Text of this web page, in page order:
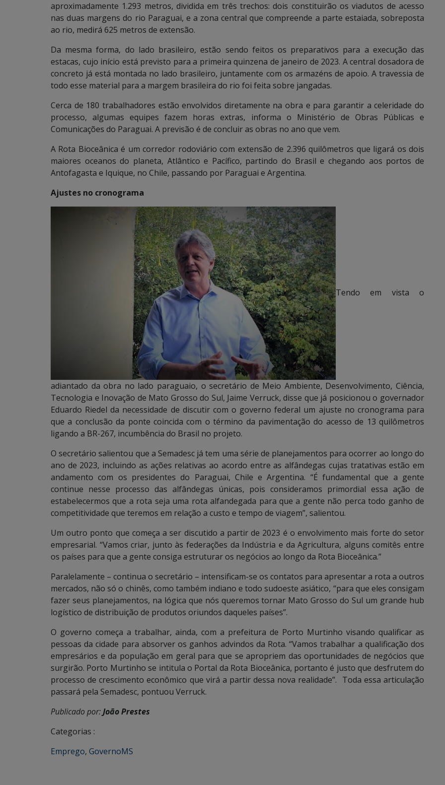
aproximadamente 1.293 metros, dividida em três trechos: dois constituirão os viadutos de acesso
nas duas margens do rio Paraguai, e a zona central que compreende a parte estaiada, sobreposta
ao rio, medirá 625 metros de extensão.
Da mesma forma, do lado brasileiro, estão sendo feitos os preparativos para a execução das
estacas, cujo início está previsto para a primeira quinzena de janeiro de 2023. A central dosadora de
concreto já está montada no lado brasileiro, juntamente com os armazéns de apoio. A travessia de
todo esse material para a margem brasileira do rio foi feita sobre jangadas.
Cerca de 180 trabalhadores estão envolvidos diretamente na obra e para garantir a celeridade do
processo, algumas equipes fazem horas extras, informa o Ministério de Obras Públicas e
Comunicações do Paraguai. A previsão é de concluir as obras no ano que vem.
A Rota Bioceânica é um corredor rodoviário com extensão de 2.396 quilômetros que ligará os dois
maiores oceanos do planeta, Atlântico e Pacífico, partindo do Brasil e chegando aos portos de
Antofagasta e Iquique, no Chile, passando por Paraguai e Argentina.
Ajustes no cronograma
Tendo em vista o
adiantado da obra no lado paraguaio, o secretário de Meio Ambiente, Desenvolvimento, Ciência,
Tecnologia e Inovação de Mato Grosso do Sul, Jaime Verruck, disse que já posicionou o governador
Eduardo Riedel da necessidade de discutir com o governo federal um ajuste no cronograma para
que a conclusão da ponte coincida com o término da pavimentação do acesso de 13 quilômetros
ligando a BR-267, incumbência do Brasil no projeto.
O secretário salientou que a Semadesc já tem uma série de planejamentos para ocorrer ao longo do
ano de 2023, incluindo as ações relativas ao acordo entre as alfândegas cujas tratativas estão em
andamento com os presidentes do Paraguai, Chile e Argentina. “É fundamental que a gente
continue nesse processo das alfândegas únicas, pois consideramos primordial essa ação de
estabelecermos que a rota seja uma rota alfandegada para que a gente não perca todo ganho de
competitividade que teremos em relação a custo e tempo de viagem”, salientou.
Um outro ponto que começa a ser discutido a partir de 2023 é o envolvimento mais forte do setor
empresarial. “Vamos criar, junto às federações da Indústria e da Agricultura, alguns comitês entre
os países para que a gente consiga estruturar os negócios ao longo da Rota Bioceânica.”
Paralelamente – continua o secretário – intensificam-se os contatos para apresentar a rota a outros
mercados, não só o chinês, como também indiano e todo sudoeste asiático, “para que eles consigam
fazer seus planejamentos, na lógica que nós queremos tornar Mato Grosso do Sul um grande hub
logístico de distribuição de produtos oriundos daqueles países”.
O governo começa a trabalhar, ainda, com a prefeitura de Porto Murtinho visando qualificar as
pessoas da cidade para absorver os ganhos advindos da Rota. “Vamos trabalhar a qualificação dos
empresários e da população em geral para que se apropriem das oportunidades de negócios que
surgirão. Porto Murtinho se intitula o Portal da Rota Bioceânica, portanto é justo que desfrutem do
processo de crescimento econômico que virá a partir dessa nova realidade”. Toda essa articulação
passará pela Semadesc, pontuou Verruck.
Publicado por:João Prestes
Categorias :
Emprego, GovernoMS